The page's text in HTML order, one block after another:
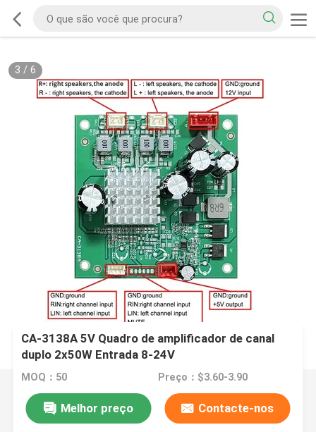
3 / 6
CA-3138A 5V Quadro de amplificador de canal
duplo 2x50W Entrada 8-24V
MOQ：50 Preço：$3.60-3.90
Melhor preço Contacte-nos